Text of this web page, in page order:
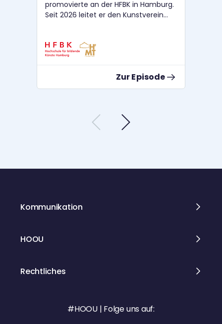
promovierte an der HFBK in Hamburg.
Seit 2026 leitet er den Kunstverein
Sie ist Professorin für Kunstpädagogik
an der HFBK Hamburg. Cornelius
Kurator. Er unterrichtet an der HfMT
und der HFBK Hamburg.
Zur Episode
Kommunikation
HOOU
Rechtliches
#HOOU | Folge uns auf: